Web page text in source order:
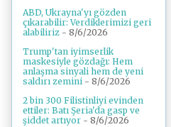
ABD, Ukrayna'yı gözden
çıkarabilir: Verdiklerimizi geri
alabiliriz - 8/6/2026
Trump'tan iyimserlik
maskesiyle gözdağı: Hem
anlaşma sinyali hem de yeni
saldırı zemini - 8/6/2026
2 bin 300 Filistinliyi evinden
ettiler: Batı Şeria'da gasp ve
şiddet artıyor - 8/6/2026